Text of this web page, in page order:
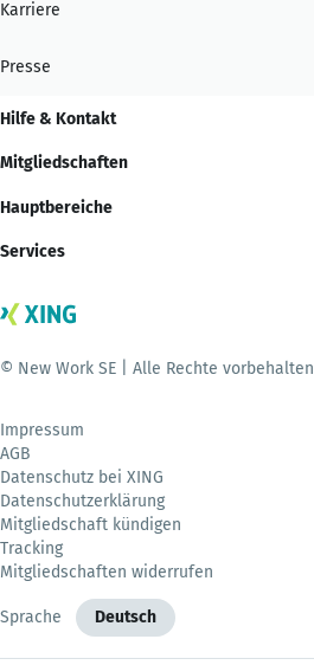
Karriere
Presse
Hilfe & Kontakt
Mitgliedschaften
Hauptbereiche
Services
© New Work SE | Alle Rechte vorbehalten
Impressum
AGB
Datenschutz bei XING
Datenschutzerklärung
Mitgliedschaft kündigen
Tracking
Mitgliedschaften widerrufen
Sprache Deutsch